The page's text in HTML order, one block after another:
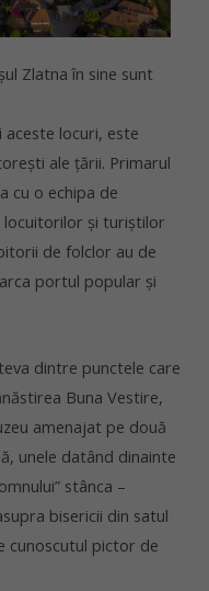
Zlatna în sine sunt
aceste locuri, este
ale țării. Primarul
cu o echipa de
locuitorilor și turiștilor
de folclor au de
portul popular și
dintre punctele care
Buna Vestire,
amenajat pe două
unele datând dinainte
stânca –
bisericii din satul
cunoscutul pictor de